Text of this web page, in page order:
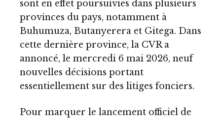
sont en effet poursuivies dans plusieurs
provinces du pays, notamment à
Buhumuza, Butanyerera et Gitega. Dans
cette dernière province, la CVR a
annoncé, le mercredi 6 mai 2026, neuf
nouvelles décisions portant
essentiellement sur des litiges fonciers.
Pour marquer le lancement officiel de